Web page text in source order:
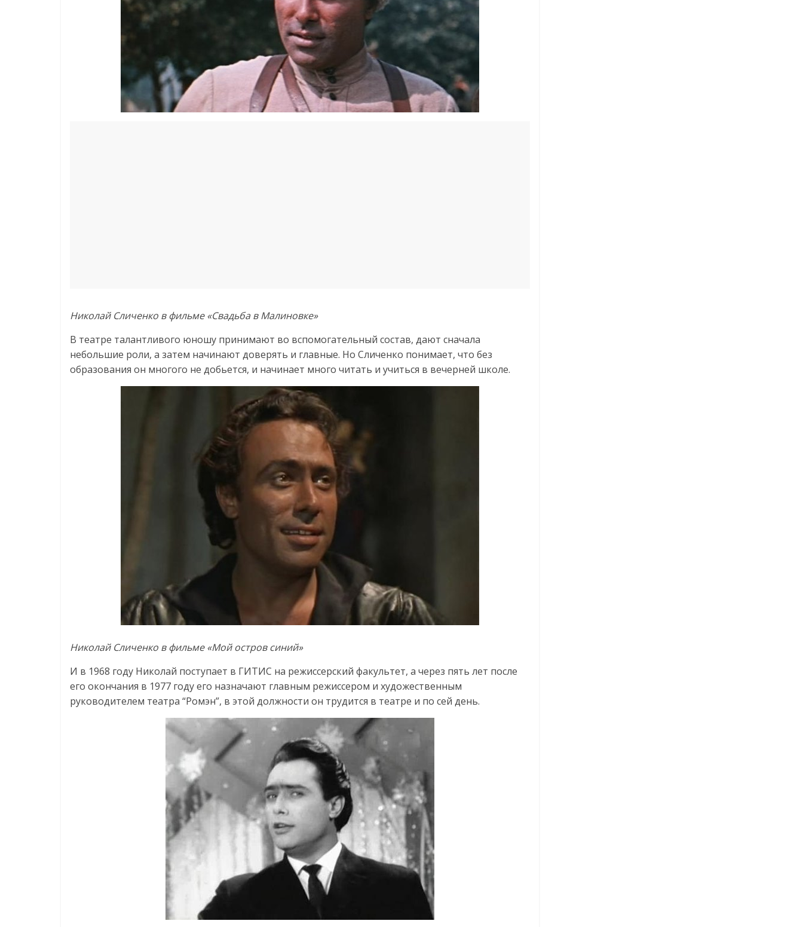
Николай Сличенко в фильме «Свадьба в Малиновке»
В театре талантливого юношу принимают во вспомогательный состав, дают сначала
небольшие роли, а затем начинают доверять и главные. Но Сличенко понимает, что без
образования он многого не добьется, и начинает много читать и учиться в вечерней школе.
Николай Сличенко в фильме «Мой остров синий»
И в 1968 году Николай поступает в ГИТИС на режиссерский факультет, а через пять лет после
его окончания в 1977 году его назначают главным режиссером и художественным
руководителем театра “Ромэн”, в этой должности он трудится в театре и по сей день.